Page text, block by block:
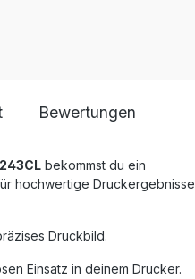
Bewertungen
bekommst du ein
hochwertige Druckergebnisse
Druckbild.
Einsatz in deinem Drucker.